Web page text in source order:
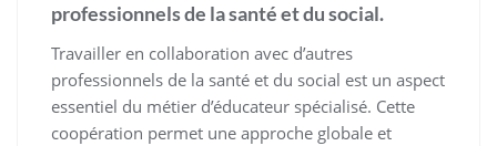
professionnels de la santé et du social.
Travailler en collaboration avec d’autres
professionnels de la santé et du social est un aspect
essentiel du métier d’éducateur spécialisé. Cette
coopération permet une approche globale et